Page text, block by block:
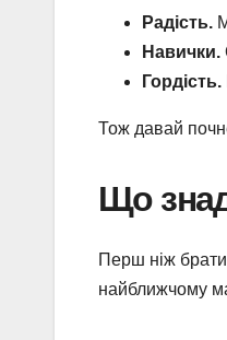
Радість.
Навички.
Гордість.
Тож давай
Що
Перш ніж
найближчому